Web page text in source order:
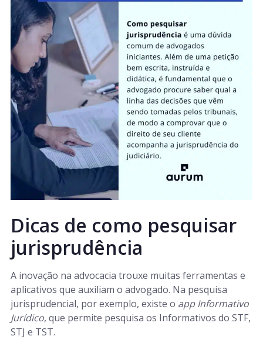
Dicas de como pesquisar
jurisprudência
A inovação na advocacia trouxe muitas ferramentas e
aplicativos que auxiliam o advogado. Na pesquisa
jurisprudencial, por exemplo, existe o app Informativo
Jurídico, que permite pesquisa os Informativos do STF,
STJ e TST.